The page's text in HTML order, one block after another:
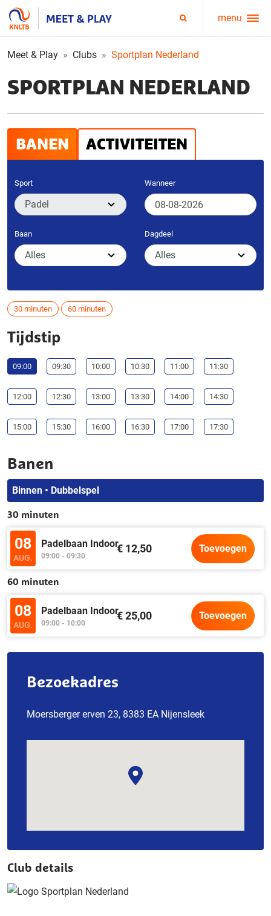
Service
menu
menu
Meet & Play Clubs Sportplan Nederland
SPORTPLAN NEDERLAND
BANEN ACTIVITEITEN
Sport Wanneer
Baan Dagdeel
30 minuten 60 minuten
Tijdstip
09:00 09:30 10:00 10:30 11:00 11:30
12:00 12:30 13:00 13:30 14:00 14:30
15:00 15:30 16:00 16:30 17:00 17:30
Banen
Binnen • Dubbelspel
30 minuten
08
AUG.
Padelbaan Indoor
09:00 - 09:30
€ 12,50 Toevoegen
60 minuten
08
AUG.
Padelbaan Indoor
09:00 - 10:00
€ 25,00 Toevoegen
Bezoekadres
Moersberger erven 23, 8383 EA Nijensleek
Club details